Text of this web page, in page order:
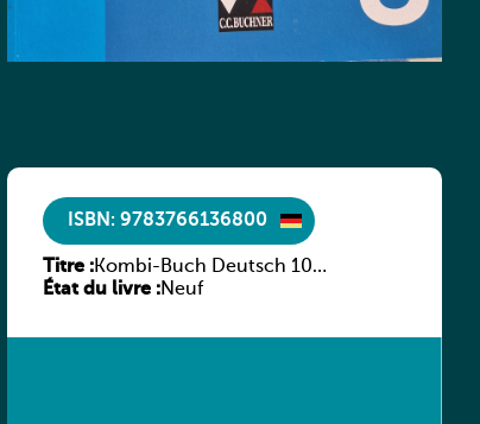
ISBN: 9783766136800
Titre :Kombi-Buch Deutsch 10
Arbeitsheft
État du livre :Neuf